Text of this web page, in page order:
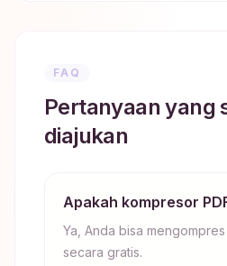
FAQ
Pertanyaan yang
diajukan
Apakah kompresor
Ya, Anda bisa
secara gratis.